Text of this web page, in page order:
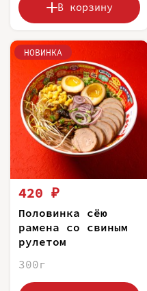
В корзину
НОВИНКА
420 ₽
Половинка сёю
рамена со свиным
рулетом
300г